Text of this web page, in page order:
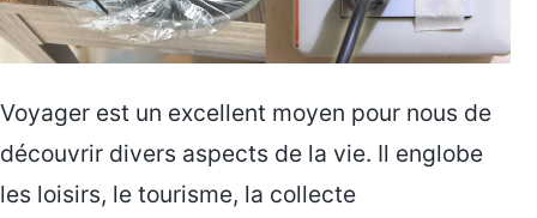
Voyager est un excellent moyen pour nous de
découvrir divers aspects de la vie. Il englobe
les loisirs, le tourisme, la collecte